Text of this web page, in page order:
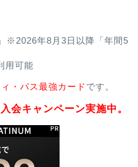
※2026年8月3日以降「年間5
用可能
・パス最強カード です。
会キャンペーン実施中。